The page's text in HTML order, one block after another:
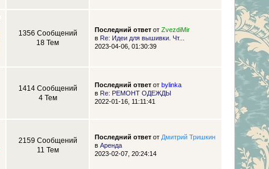
1356 Сообщений
18 Тем
Последний ответот ZvezdiMir
в Re: Идеи для вышивки. Чт...
2023-04-06, 01:30:39
1414 Сообщений
4 Тем
Последний ответот bylinka
в Re: РЕМОНТ ОДЕЖДЫ
2022-01-16, 11:11:41
2159 Сообщений
11 Тем
Последний ответот Дмитрий Тришкин
в Аренда
2023-02-07, 20:24:14